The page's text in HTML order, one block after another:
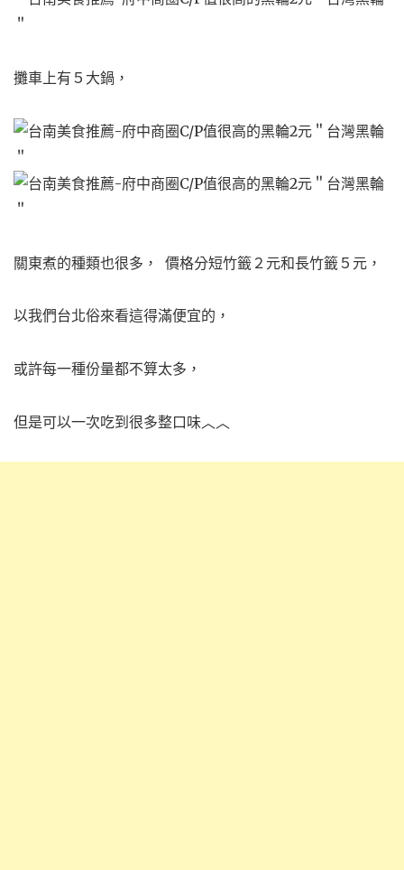
攤車上有５大鍋，
關東煮的種類也很多， 價格分短竹籤２元和長竹籤５元，
以我們台北俗來看這得滿便宜的，
或許每一種份量都不算太多，
但是可以一次吃到很多整口味︿︿